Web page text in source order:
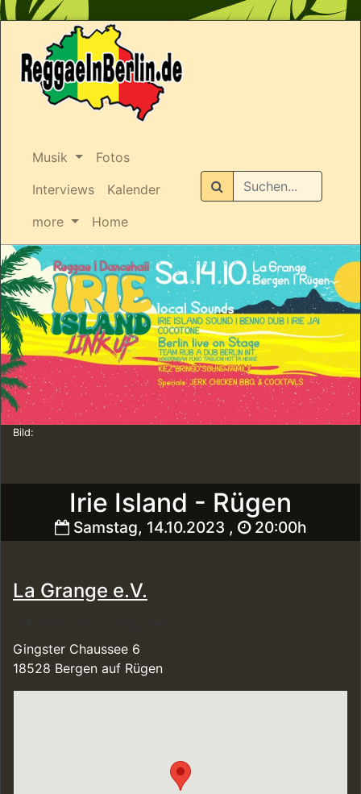
Musik
Fotos
Interviews
Kalender
more
Home
Suchen
Irie Island - Rügen
Samstag, 14.10.2023 , 20:00h
Bild:
La Grange e.V.
Gingster Chaussee 6
18528 Bergen auf Rügen